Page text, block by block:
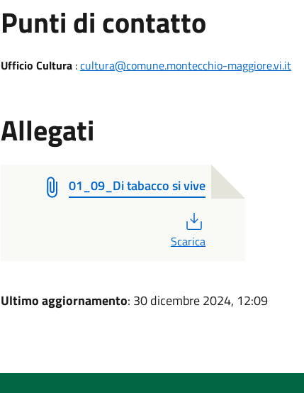
Punti di contatto
Ufficio Cultura:cultura@comune.montecchio-maggiore.vi.it
Allegati
01_09_Di tabacco si vive
Scarica
Ultimo aggiornamento: 30 dicembre 2024, 12:09